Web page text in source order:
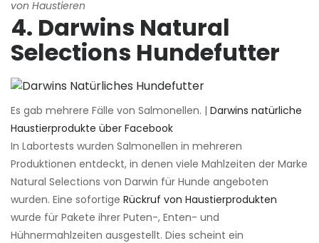
von Haustieren
4. Darwins Natural
Selections Hundefutter
Es gab mehrere Fälle von Salmonellen. | Darwins natürliche
Haustierprodukte über Facebook
In Labortests wurden Salmonellen in mehreren
Produktionen entdeckt, in denen viele Mahlzeiten der Marke
Natural Selections von Darwin für Hunde angeboten
wurden. Eine sofortige Rückruf von Haustierprodukten
wurde für Pakete ihrer Puten-, Enten- und
Hühnermahlzeiten ausgestellt. Dies scheint ein